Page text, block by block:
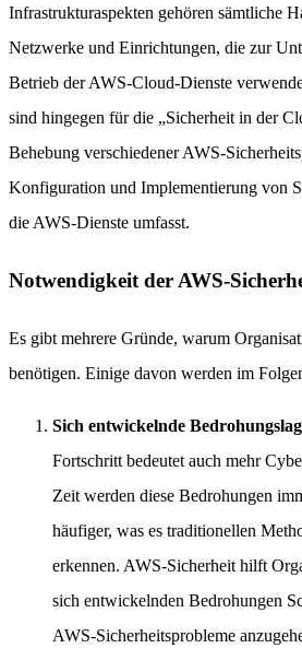
Infrastrukturaspekten gehören sämtliche
Netzwerke und Einrichtungen, die zur
Betrieb der AWS-Cloud-Dienste
sind hingegen für die „Sicherheit in der
Behebung verschiedener AWS-
Konfiguration und Implementierung von
die AWS-Dienste umfasst.
Notwendigkeit der AWS-
Es gibt mehrere Gründe, warum
benötigen. Einige davon werden im
Sich entwickelnde
Fortschritt bedeutet auch mehr
Zeit werden diese Bedrohungen
häufiger, was es traditionellen
erkennen. AWS-Sicherheit hilft
sich entwickelnden Bedrohungen
AWS-Sicherheitsprobleme